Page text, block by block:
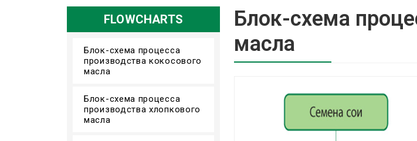
Блок-схема
масла
FLOWCHARTS
Блок-схема процесса
производства кокосового
масла
Блок-схема процесса
производства хлопкового
масла